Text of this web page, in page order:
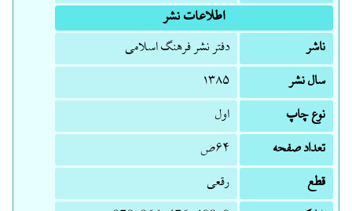
اطلاعات نشر
ناشر
دفتر نشر فرهنگ اسلامی
سال نشر
۱۳۸۵
نوع چاپ
اول
تعداد صفحه
۶۴ص
قطع
رقعی